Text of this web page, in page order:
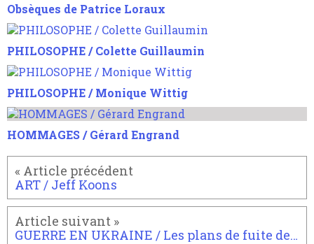
Obsèques de Patrice Loraux
PHILOSOPHE / Colette Guillaumin
PHILOSOPHE / Monique Wittig
HOMMAGES / Gérard Engrand
ART / Jeff Koons
GUERRE EN UKRAINE / Les plans de fuite de Vladimir Poutine en cas de défaite